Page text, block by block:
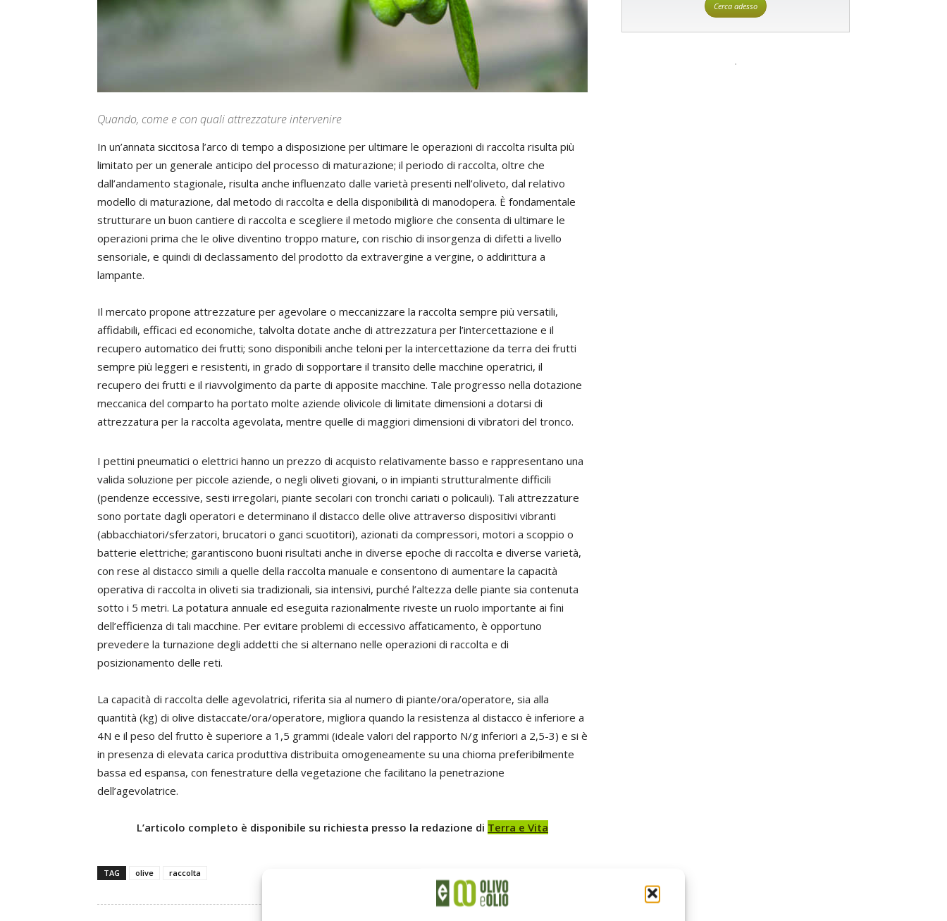
Quando, come e con quali attrezzature intervenire
In un’annata siccitosa l’arco di tempo a disposizione per ultimare le operazioni di raccolta risulta più
limitato per un generale anticipo del processo di maturazione; il periodo di raccolta, oltre che
dall’andamento stagionale, risulta anche influenzato dalle varietà presenti nell’oliveto, dal relativo
modello di maturazione, dal metodo di raccolta e della disponibilità di manodopera. È fondamentale
strutturare un buon cantiere di raccolta e scegliere il metodo migliore che consenta di ultimare le
operazioni prima che le olive diventino troppo mature, con rischio di insorgenza di difetti a livello
sensoriale, e quindi di declassamento del prodotto da extravergine a vergine, o addirittura a
lampante.
Il mercato propone attrezzature per agevolare o meccanizzare la raccolta sempre più versatili,
affidabili, efficaci ed economiche, talvolta dotate anche di attrezzatura per l’intercettazione e il
recupero automatico dei frutti; sono disponibili anche teloni per la intercettazione da terra dei frutti
sempre più leggeri e resistenti, in grado di sopportare il transito delle macchine operatrici, il
recupero dei frutti e il riavvolgimento da parte di apposite macchine. Tale progresso nella dotazione
meccanica del comparto ha portato molte aziende olivicole di limitate dimensioni a dotarsi di
attrezzatura per la raccolta agevolata, mentre quelle di maggiori dimensioni di vibratori del tronco.
I pettini pneumatici o elettrici hanno un prezzo di acquisto relativamente basso e rappresentano una
valida soluzione per piccole aziende, o negli oliveti giovani, o in impianti strutturalmente difficili
(pendenze eccessive, sesti irregolari, piante secolari con tronchi cariati o policauli). Tali attrezzature
sono portate dagli operatori e determinano il distacco delle olive attraverso dispositivi vibranti
(abbacchiatori/sferzatori, brucatori o ganci scuotitori), azionati da compressori, motori a scoppio o
batterie elettriche; garantiscono buoni risultati anche in diverse epoche di raccolta e diverse varietà,
con rese al distacco simili a quelle della raccolta manuale e consentono di aumentare la capacità
operativa di raccolta in oliveti sia tradizionali, sia intensivi, purché l’altezza delle piante sia contenuta
sotto i 5 metri. La potatura annuale ed eseguita razionalmente riveste un ruolo importante ai fini
dell’efficienza di tali macchine. Per evitare problemi di eccessivo affaticamento, è opportuno
prevedere la turnazione degli addetti che si alternano nelle operazioni di raccolta e di
posizionamento delle reti.
La capacità di raccolta delle agevolatrici, riferita sia al numero di piante/ora/operatore, sia alla
quantità (kg) di olive distaccate/ora/operatore, migliora quando la resistenza al distacco è inferiore a
4N e il peso del frutto è superiore a 1,5 grammi (ideale valori del rapporto N/g inferiori a 2,5-3) e si è
in presenza di elevata carica produttiva distribuita omogeneamente su una chioma preferibilmente
bassa ed espansa, con fenestrature della vegetazione che facilitano la penetrazione
dell’agevolatrice.
L’articolo completo è disponibile su richiesta presso la redazione di Terra e Vita
TAG olive raccolta
Cerca adesso